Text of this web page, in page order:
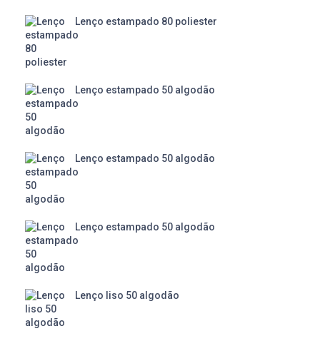
Lenço estampado 80 poliester
Lenço estampado 50 algodão
Lenço estampado 50 algodão
Lenço estampado 50 algodão
Lenço liso 50 algodão